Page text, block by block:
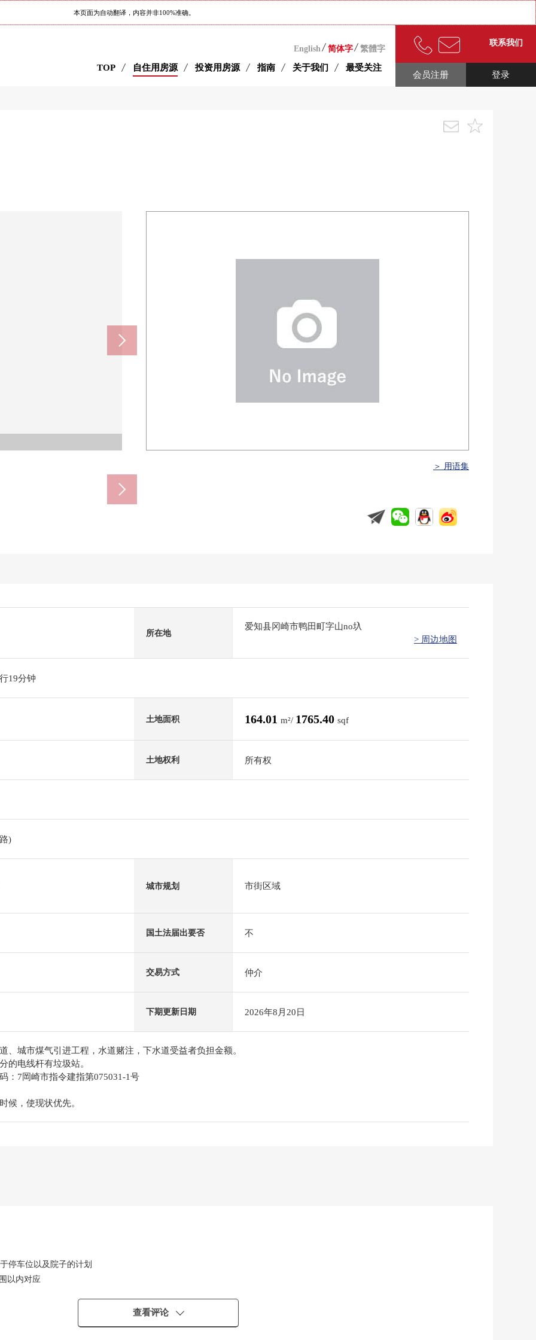
本页面为自动翻译，内容并非100%准确。
English 简体字 繁體字
TOP 自住用房源 投资用房源 指南 关于我们 最受关注
联系我们
登录
会员注册
＞ 用语集
所在地
爱知县冈崎市鸭田町字山no圦
> 周边地图
19分钟
土地面积 164.01 m²/ 1765.40 sqf
土地权利 所有权
)
城市规划 市街区域
国土法届出要否 不
交易方式 仲介
下期更新日期 2026年8月20日
、城市煤气引进工程，水道赌注，下水道受益者负担金额。
的电线杆有垃圾站。
：7岡崎市指令建指第075031-1号
候，使现状优先。
停车位以及院子的计划
以内对应
查看评论